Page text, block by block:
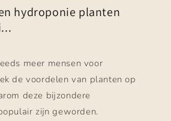
hydroponie planten
meer mensen voor
de voordelen van planten op
deze bijzondere
zijn geworden.